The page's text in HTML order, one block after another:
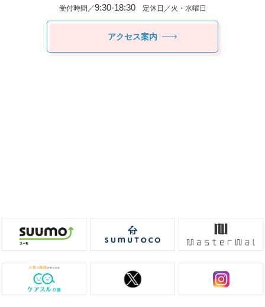
受付時間／9:30-18:30定休日／火・水曜日
アクセス案内